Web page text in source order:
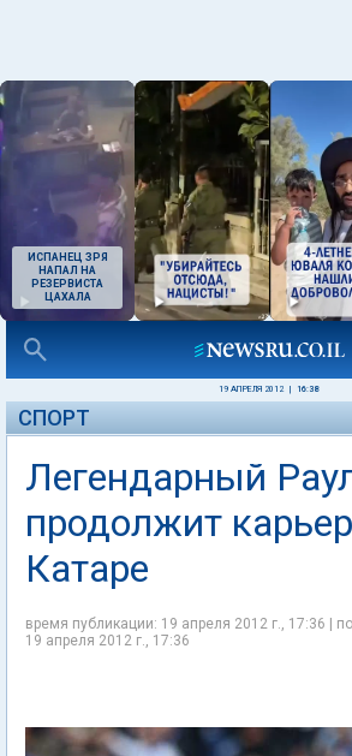
ИСПАНЕЦ ЗРЯ
НАПАЛ НА
РЕЗЕРВИСТА
ЦАХАЛА
19 АПРЕЛЯ 2012 16:38
СПОРТ
Легендарный
продолжит
Катаре
время публикации: 19 апреля 2012 г., 17:36 |
19 апреля 2012 г., 17:36